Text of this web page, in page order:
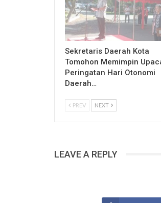
Sekretaris Daerah Kota
Tomohon Memimpin
Peringatan Hari Otonomi
Daerah…
PREV NEXT
LEAVE A REPLY